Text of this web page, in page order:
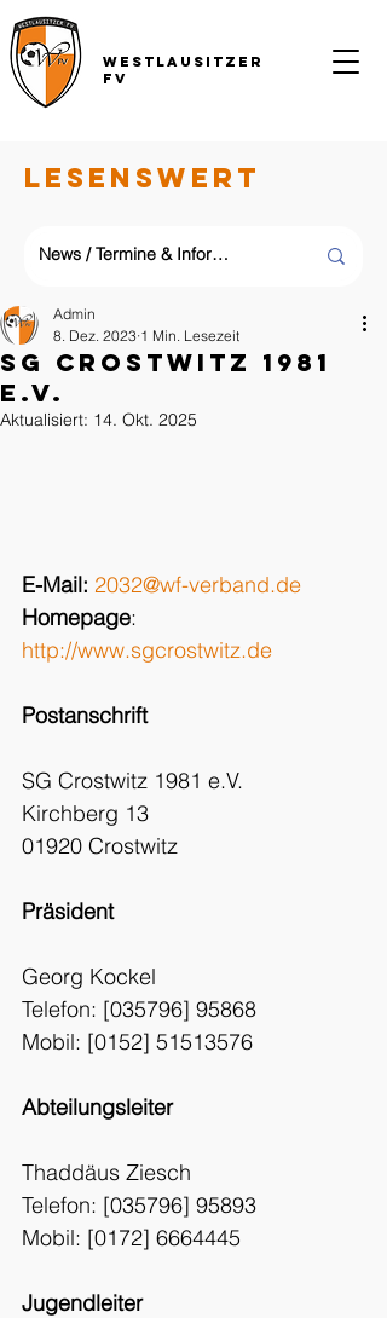
Westlausitzer
FV
LESENSWERT
SG Crostwitz 1981
e.V.
Admin
8. Dez. 2023 1 Min. Lesezeit
Aktualisiert: 14. Okt. 2025
E-Mail: 2032@wf-verband.de
Homepage:
http://www.sgcrostwitz.de
Postanschrift
SG Crostwitz 1981 e.V.
Kirchberg 13
01920 Crostwitz
Präsident
Georg Kockel
Telefon: [035796] 95868
Mobil: [0152] 51513576
Abteilungsleiter
Thaddäus Ziesch
Telefon: [035796] 95893
Mobil: [0172] 6664445
Jugendleiter